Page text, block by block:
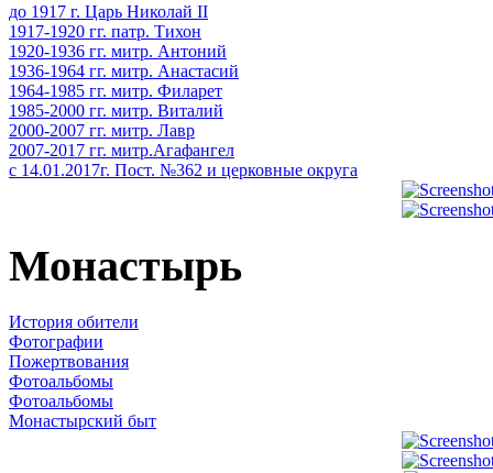
до 1917 г. Царь Николай II
1917-1920 гг. патр. Тихон
1920-1936 гг. митр. Антоний
1936-1964 гг. митр. Анастасий
1964-1985 гг. митр. Филарет
1985-2000 гг. митр. Виталий
2000-2007 гг. митр. Лавр
2007-2017 гг. митр.Агафангел
с 14.01.2017г. Пост. №362 и церковные округа
Монастырь
История обители
Фотографии
Пожертвования
Фотоальбомы
Фотоальбомы
Монастырский быт